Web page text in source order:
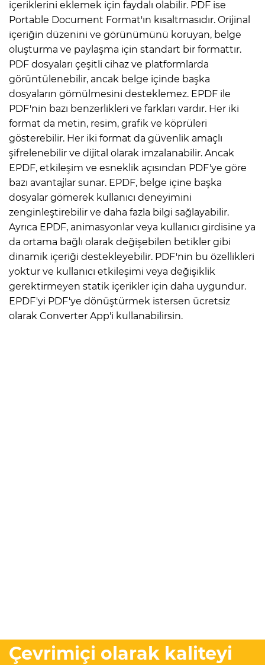
içeriklerini eklemek için faydalı olabilir. PDF ise
Portable Document Format'ın kısaltmasıdır. Orijinal
içeriğin düzenini ve görünümünü koruyan, belge
oluşturma ve paylaşma için standart bir formattır.
PDF dosyaları çeşitli cihaz ve platformlarda
görüntülenebilir, ancak belge içinde başka
dosyaların gömülmesini desteklemez. EPDF ile
PDF'nin bazı benzerlikleri ve farkları vardır. Her iki
format da metin, resim, grafik ve köprüleri
gösterebilir. Her iki format da güvenlik amaçlı
şifrelenebilir ve dijital olarak imzalanabilir. Ancak
EPDF, etkileşim ve esneklik açısından PDF'ye göre
bazı avantajlar sunar. EPDF, belge içine başka
dosyalar gömerek kullanıcı deneyimini
zenginleştirebilir ve daha fazla bilgi sağlayabilir.
Ayrıca EPDF, animasyonlar veya kullanıcı girdisine ya
da ortama bağlı olarak değişebilen betikler gibi
dinamik içeriği destekleyebilir. PDF'nin bu özellikleri
yoktur ve kullanıcı etkileşimi veya değişiklik
gerektirmeyen statik içerikler için daha uygundur.
EPDF'yi PDF'ye dönüştürmek istersen ücretsiz
olarak Converter App'i kullanabilirsin.
Çevrimiçi olarak kaliteyi